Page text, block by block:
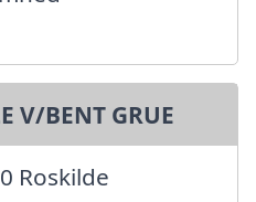
V/BENT GRUE
Roskilde